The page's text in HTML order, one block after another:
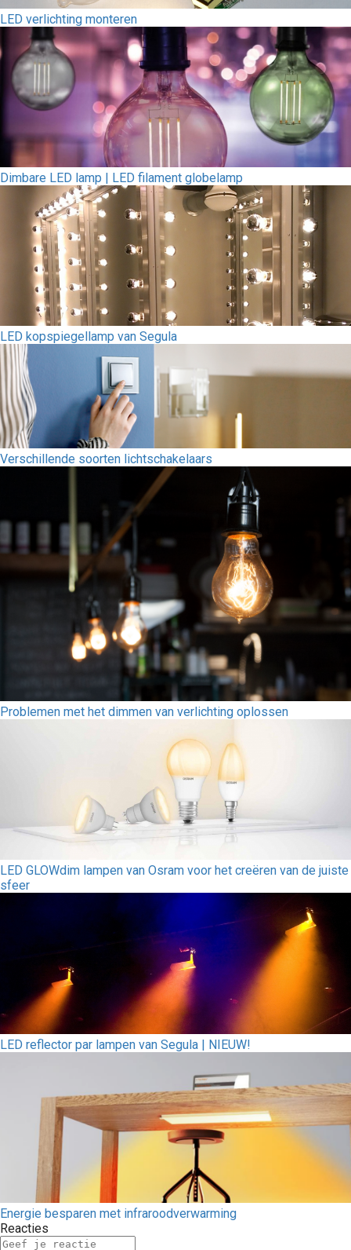
LED verlichting monteren
Dimbare LED lamp | LED filament globelamp
LED kopspiegellamp van Segula
Verschillende soorten lichtschakelaars
Problemen met het dimmen van verlichting oplossen
LED GLOWdim lampen van Osram voor het creëren van de juiste
sfeer
LED reflector par lampen van Segula | NIEUW!
Energie besparen met infraroodverwarming
Reacties